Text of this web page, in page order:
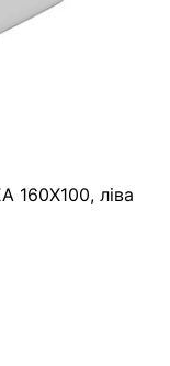
160X100, ліва